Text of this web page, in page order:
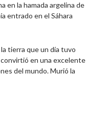
en la hamada argelina de
entrado en el Sáhara
tierra que un día tuvo
convirtió en una excelente
del mundo. Murió la